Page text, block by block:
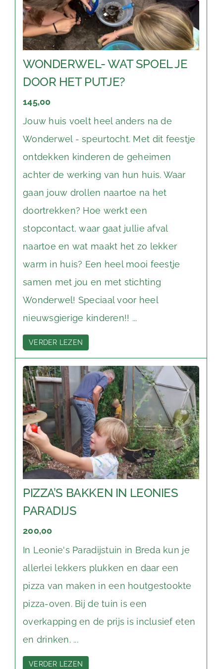
WONDERWEL- WAT SPOEL JE
DOOR HET PUTJE?
145,00
Jouw huis voelt heel anders na de
Wonderwel - speurtocht. Met dit feestje
ontdekken kinderen de geheimen
achter de werking van hun huis. Waar
gaan jouw drollen naartoe na het
doortrekken? Hoe werkt een
stopcontact, waar gaat jullie afval
naartoe en wat maakt het zo lekker
warm in huis? Een heel mooi feestje
samen met jou en met stichting
Wonderwel! Speciaal voor heel
nieuwsgierige kinderen!! ...
VERDER LEZEN
PIZZA’S BAKKEN IN LEONIES
PARADIJS
200,00
In Leonie's Paradijstuin in Breda kun je
allerlei lekkers plukken en daar een
pizza van maken in een houtgestookte
pizza-oven. Bij de tuin is een
overkapping en de prijs is inclusief eten
en drinken. ...
VERDER LEZEN